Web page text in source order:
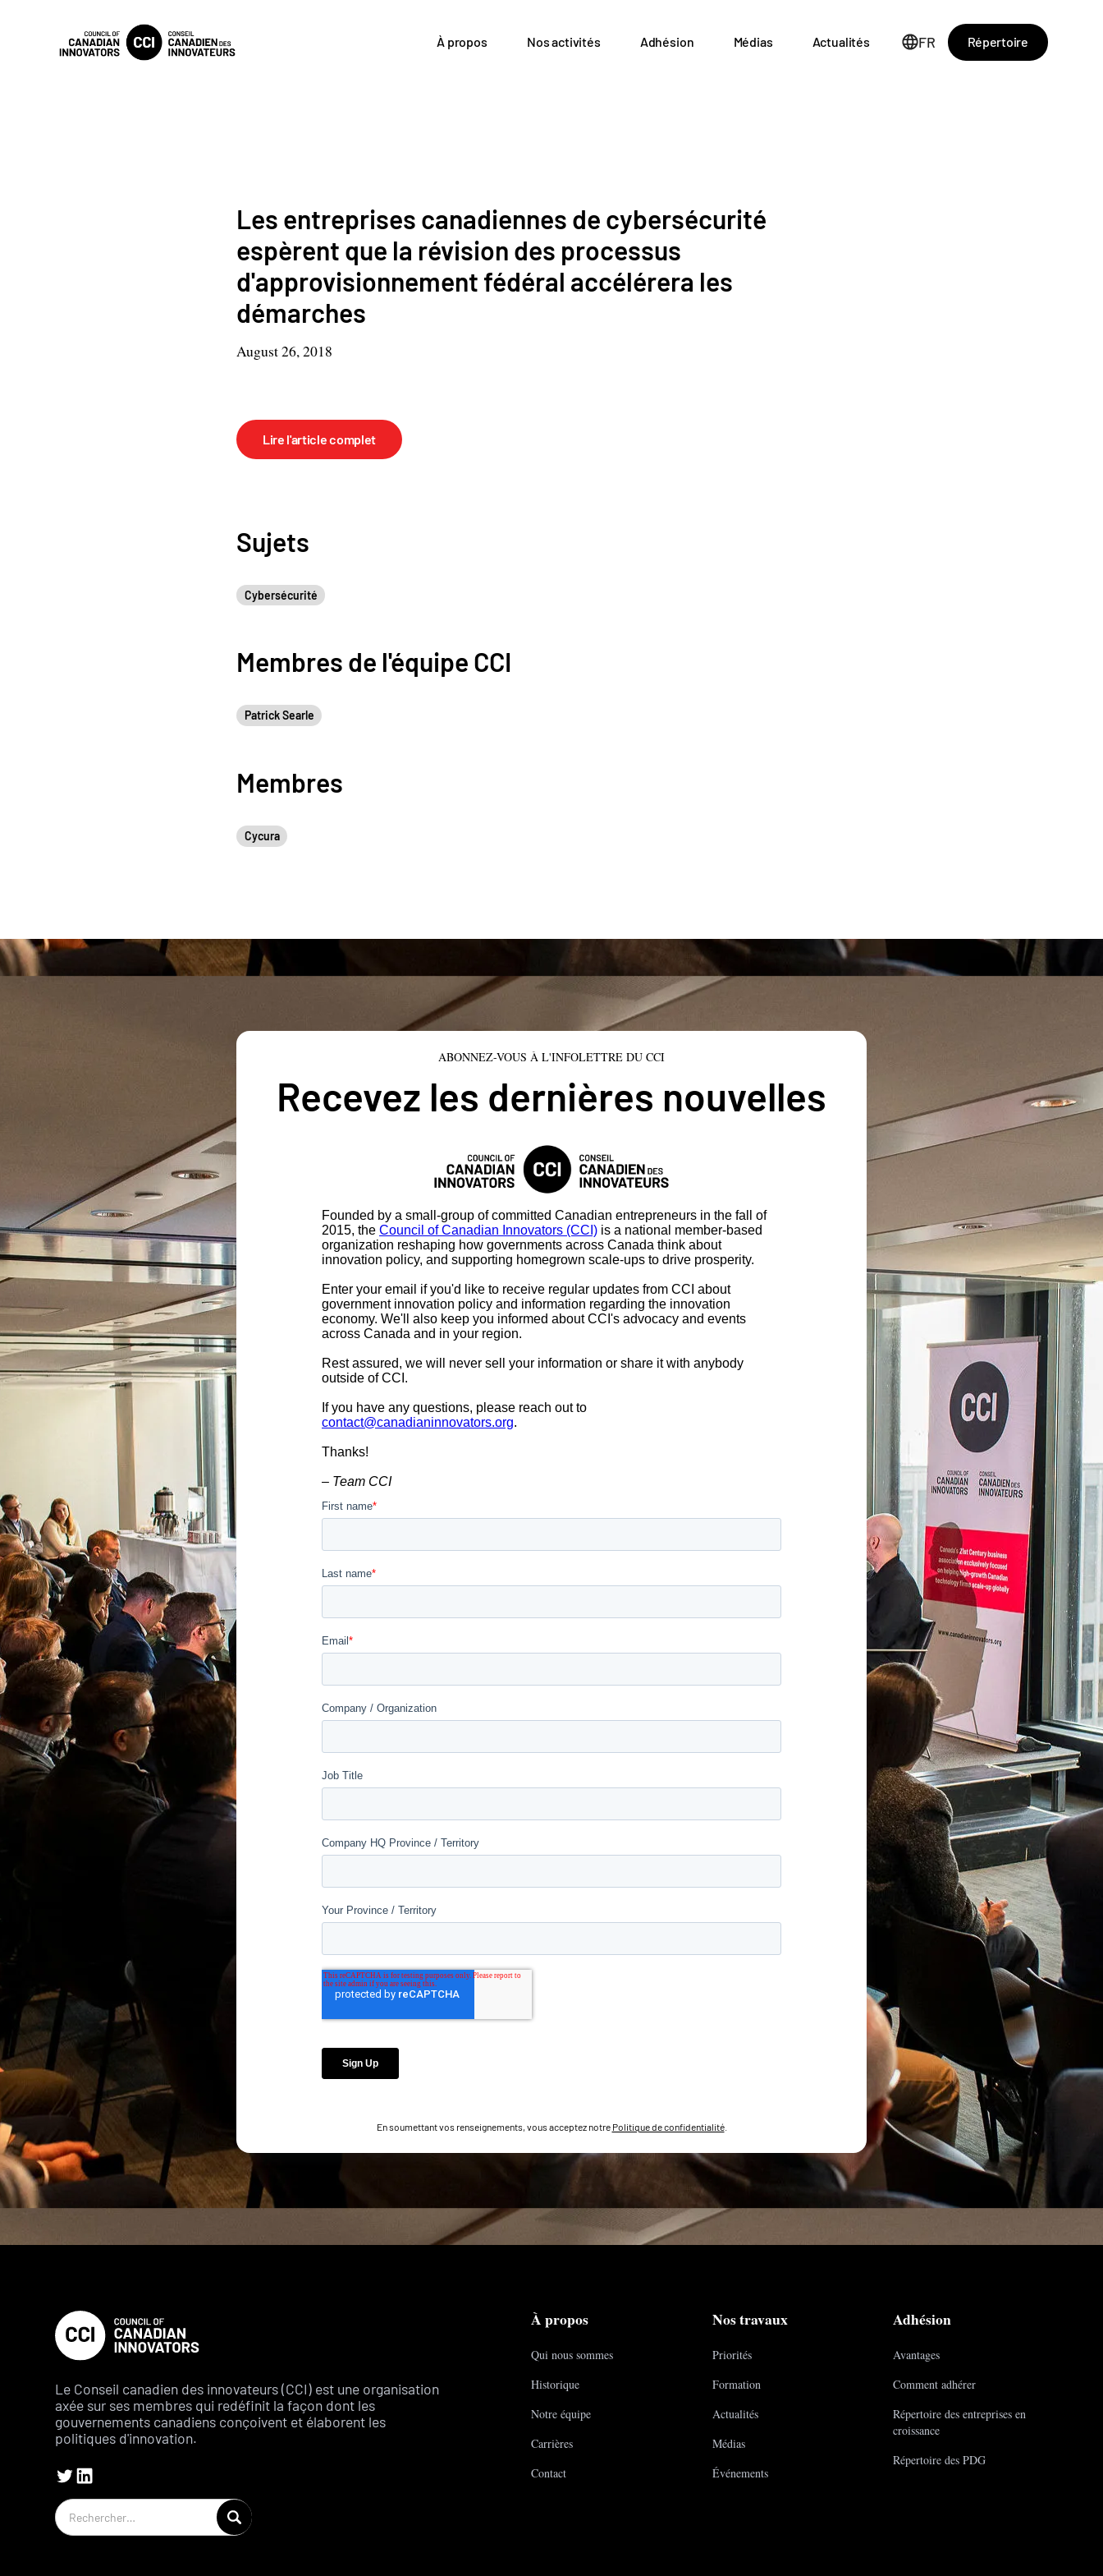
À propos Nos activités Adhésion Médias Actualités FR Répertoire
Les entreprises canadiennes de cybersécurité
espèrent que la révision des processus
d'approvisionnement fédéral accélérera les
démarches
August 26, 2018
Lire l'article complet
Sujets
Cybersécurité
Membres de l'équipe CCI
Patrick Searle
Membres
Cycura
ABONNEZ-VOUS À L'INFOLETTRE DU CCI
Recevez les dernières nouvelles
En soumettant vos renseignements, vous acceptez notre Politique de confidentialité.
Le Conseil canadien des innovateurs (CCI) est une organisation
axée sur ses membres qui redéfinit la façon dont les
gouvernements canadiens conçoivent et élaborent les
politiques d'innovation.
À propos
Qui nous sommes
Historique
Notre équipe
Carrières
Contact
Nos travaux
Priorités
Formation
Actualités
Médias
Événements
Adhésion
Avantages
Comment adhérer
Répertoire des entreprises en
croissance
Répertoire des PDG